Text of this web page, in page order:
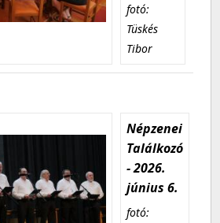
fotó:
Tüskés
Tibor
Népzenei
Találkozó
- 2026.
június 6.
fotó: